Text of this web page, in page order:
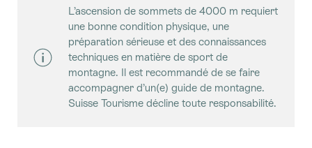
L’ascension de sommets de 4000 m requiert
une bonne condition physique, une
préparation sérieuse et des connaissances
techniques en matière de sport de
montagne. Il est recommandé de se faire
accompagner d’un(e) guide de montagne.
Suisse Tourisme décline toute responsabilité.